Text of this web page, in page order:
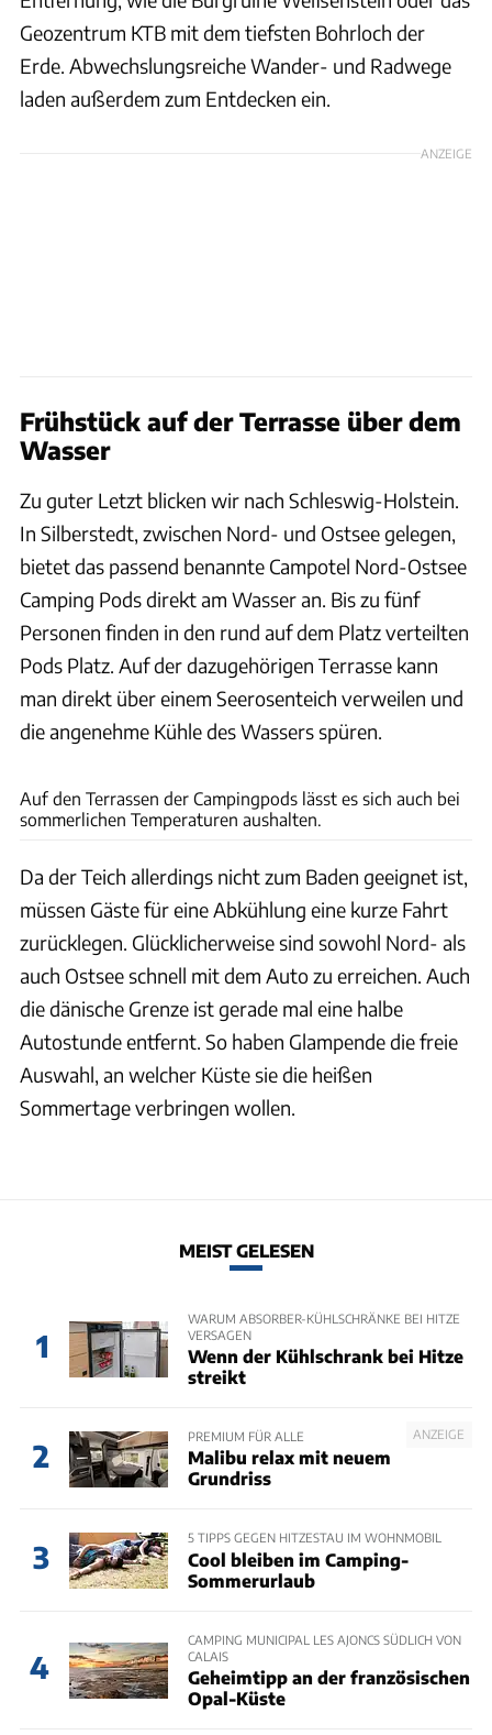
Geozentrum KTB mit dem tiefsten Bohrloch der
Erde. Abwechslungsreiche Wander- und Radwege
laden außerdem zum Entdecken ein.
ANZEIGE
Frühstück auf der Terrasse über dem
Wasser
Zu guter Letzt blicken wir nach Schleswig-Holstein.
In Silberstedt, zwischen Nord- und Ostsee gelegen,
bietet das passend benannte Campotel Nord-Ostsee
Camping Pods direkt am Wasser an. Bis zu fünf
Personen finden in den rund auf dem Platz verteilten
Pods Platz. Auf der dazugehörigen Terrasse kann
man direkt über einem Seerosenteich verweilen und
die angenehme Kühle des Wassers spüren.
Auf den Terrassen der Campingpods lässt es sich auch bei
sommerlichen Temperaturen aushalten.
Da der Teich allerdings nicht zum Baden geeignet ist,
müssen Gäste für eine Abkühlung eine kurze Fahrt
zurücklegen. Glücklicherweise sind sowohl Nord- als
auch Ostsee schnell mit dem Auto zu erreichen. Auch
die dänische Grenze ist gerade mal eine halbe
Autostunde entfernt. So haben Glampende die freie
Auswahl, an welcher Küste sie die heißen
Sommertage verbringen wollen.
MEIST GELESEN
1
WARUM ABSORBER-KÜHLSCHRÄNKE BEI HITZE
VERSAGEN
Wenn der Kühlschrank bei Hitze
streikt
2
ANZEIGE
PREMIUM FÜR ALLE
Malibu relax mit neuem
Grundriss
3
5 TIPPS GEGEN HITZESTAU IM WOHNMOBIL
Cool bleiben im Camping-
Sommerurlaub
4
CAMPING MUNICIPAL LES AJONCS SÜDLICH VON
CALAIS
Geheimtipp an der französischen
Opal-Küste